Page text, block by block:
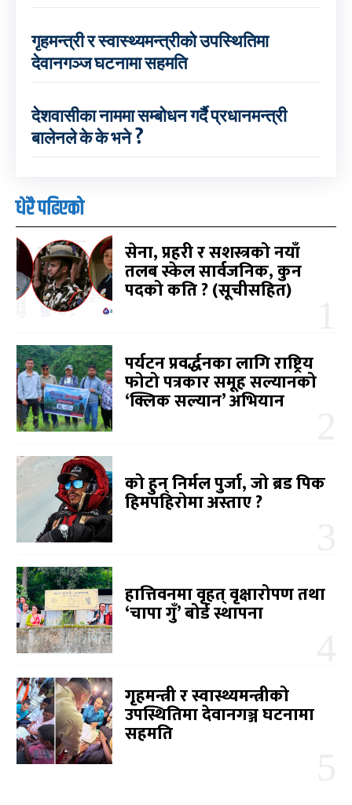
गृहमन्त्री र स्वास्थ्यमन्त्रीको उपस्थितिमा
देवानगञ्ज घटनामा सहमति
देशवासीका नाममा सम्बोधन गर्दै प्रधानमन्त्री
बालेनले के के भने ?
धेरै पढिएको
सेना, प्रहरी र सशस्त्रको नयाँ
तलब स्केल सार्वजनिक, कुन
पदको कति ? (सूचीसहित)
पर्यटन प्रवर्द्धनका लागि राष्ट्रिय
फोटो पत्रकार समूह सल्यानको
‘क्लिक सल्यान’ अभियान
को हुन् निर्मल पुर्जा, जो ब्रड पिक
हिमपहिरोमा अस्ताए ?
हात्तिवनमा वृहत् वृक्षारोपण तथा
‘चापा गुँ’ बोर्ड स्थापना
गृहमन्त्री र स्वास्थ्यमन्त्रीको
उपस्थितिमा देवानगञ्ज घटनामा
सहमति